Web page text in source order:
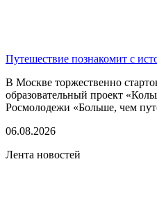
Путешествие познакомит с
В Москве торжественно
образовательный проект
Росмолодежи «Больше, чем
06.08.2026
Лента новостей